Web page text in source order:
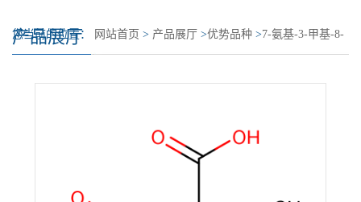
产品展厅
您当前的位置： 网站首页 > 产品展厅 >优势品种 >7-氨基-3-甲基-8-